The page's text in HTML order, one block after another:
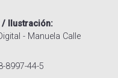
/ Ilustración
- Manuela Calle
8997-44-5